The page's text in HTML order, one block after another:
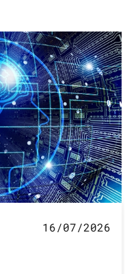
16/07/2026